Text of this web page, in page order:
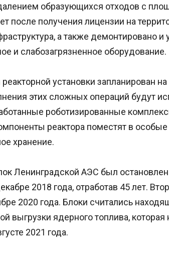
образующихся отходов с
после получения лицензии на
а также демонтировано и
и слабозагрязненное оборудование.
установки запланирован
этих сложных операций будут
роботизированные
реактора поместят в
хранение.
Ленинградской АЭС был
2018 года, отработав 45 лет.
2020 года. Блоки считались
выгрузки ядерного топлива, которая
2021 года.